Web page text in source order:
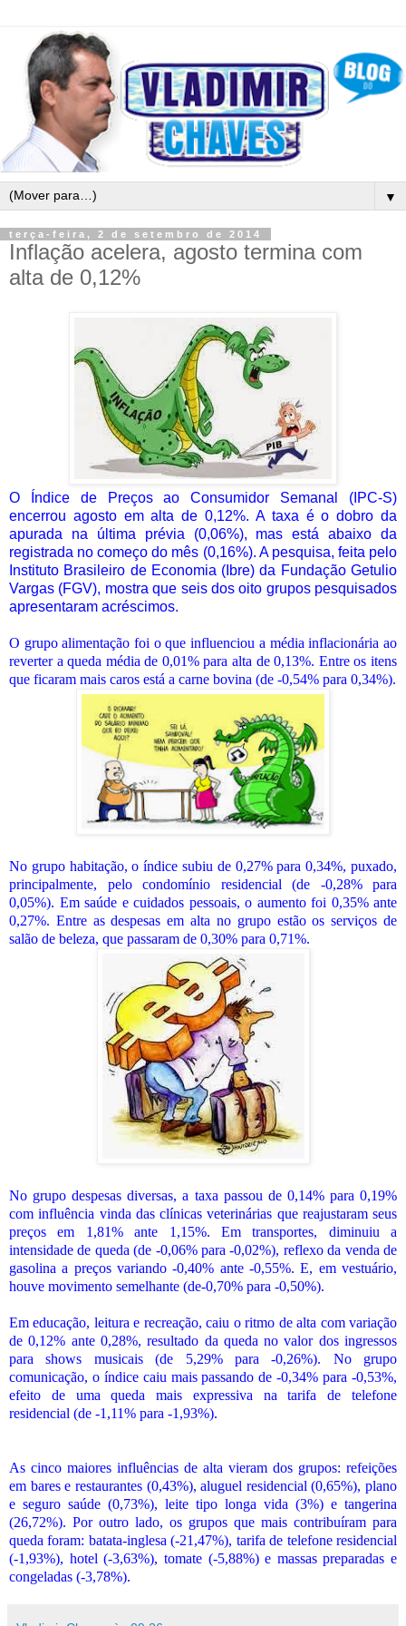
▼
terça-feira, 2 de setembro de 2014
Inflação acelera, agosto termina com
alta de 0,12%
O Índice de Preços ao Consumidor Semanal (IPC-S)
encerrou agosto em alta de 0,12%. A taxa é o dobro da
apurada na última prévia (0,06%), mas está abaixo da
registrada no começo do mês (0,16%). A pesquisa, feita pelo
Instituto Brasileiro de Economia (Ibre) da Fundação Getulio
Vargas (FGV), mostra que seis dos oito grupos pesquisados
apresentaram acréscimos.
O grupo alimentação foi o que influenciou a média inflacionária ao
reverter a queda média de 0,01% para alta de 0,13%. Entre os itens
que ficaram mais caros está a carne bovina (de -0,54% para 0,34%).
No grupo habitação, o índice subiu de 0,27% para 0,34%, puxado,
principalmente, pelo condomínio residencial (de -0,28% para
0,05%). Em saúde e cuidados pessoais, o aumento foi 0,35% ante
0,27%. Entre as despesas em alta no grupo estão os serviços de
salão de beleza, que passaram de 0,30% para 0,71%.
No grupo despesas diversas, a taxa passou de 0,14% para 0,19%
com influência vinda das clínicas veterinárias que reajustaram seus
preços em 1,81% ante 1,15%. Em transportes, diminuiu a
intensidade de queda (de -0,06% para -0,02%), reflexo da venda de
gasolina a preços variando -0,40% ante -0,55%. E, em vestuário,
houve movimento semelhante (de-0,70% para -0,50%).
Em educação, leitura e recreação, caiu o ritmo de alta com variação
de 0,12% ante 0,28%, resultado da queda no valor dos ingressos
para shows musicais (de 5,29% para -0,26%). No grupo
comunicação, o índice caiu mais passando de -0,34% para -0,53%,
efeito de uma queda mais expressiva na tarifa de telefone
residencial (de -1,11% para -1,93%).
As cinco maiores influências de alta vieram dos grupos: refeições
em bares e restaurantes (0,43%), aluguel residencial (0,65%), plano
e seguro saúde (0,73%), leite tipo longa vida (3%) e tangerina
(26,72%). Por outro lado, os grupos que mais contribuíram para
queda foram: batata-inglesa (-21,47%), tarifa de telefone residencial
(-1,93%), hotel (-3,63%), tomate (-5,88%) e massas preparadas e
congeladas (-3,78%).